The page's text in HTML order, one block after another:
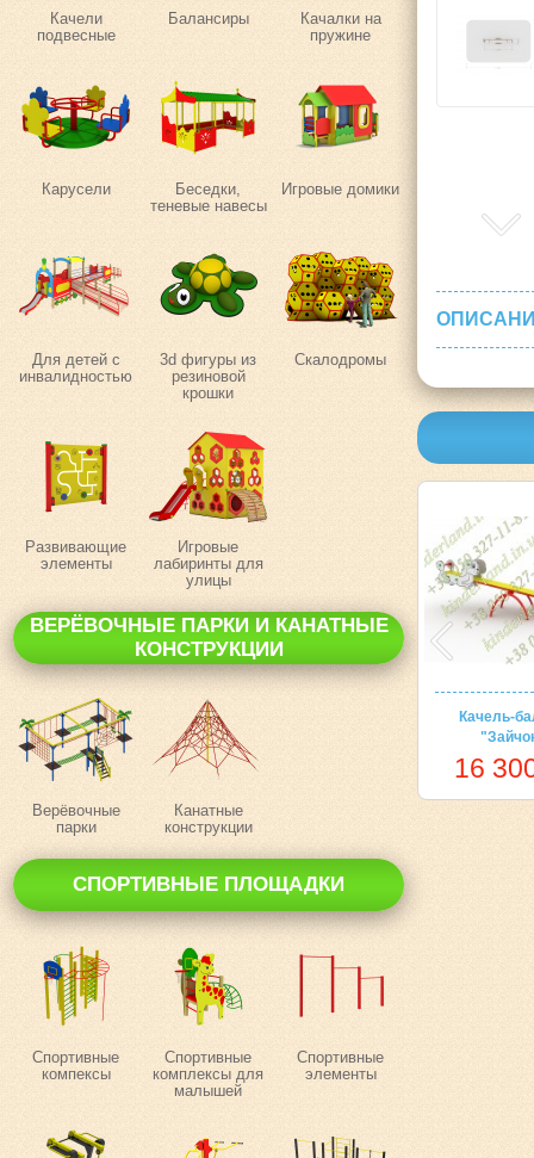
Качели
подвесные
Балансиры
Качалки на
пружине
Карусели
Беседки,
теневые навесы
Игровые домики
Для детей с
инвалидностью
3d фигуры из
резиновой
крошки
Скалодромы
Развивающие
элементы
Игровые
лабиринты для
улицы
ВЕРЁВОЧНЫЕ ПАРКИ И КАНАТНЫЕ
КОНСТРУКЦИИ
Верёвочные
парки
Канатные
конструкции
СПОРТИВНЫЕ ПЛОЩАДКИ
Спортивные
компексы
Спортивные
комплексы для
малышей
Спортивные
элементы
Качель-
16